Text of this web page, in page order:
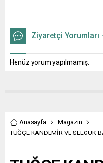
Ziyaretçi Yorumları
Henüz yorum yapılmamış.
Anasayfa
Magazin
TUĞÇE KANDEMİR VE SELÇUK